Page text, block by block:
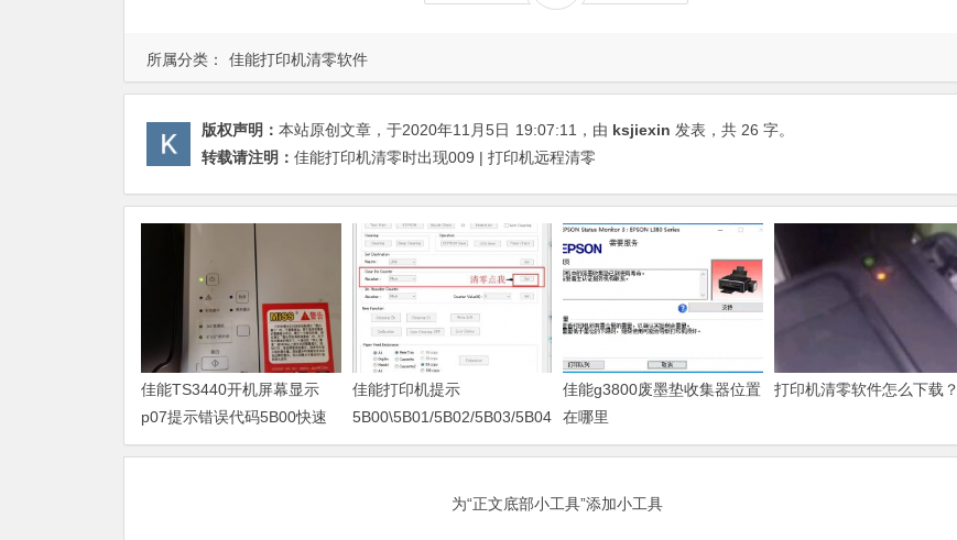
所属分类： 佳能打印机清零软件
版权声明： 本站原创文章，于2020年11月5日 19:07:11 ，由 ksjiexin 发表，共 26 字。
转载请注明： 佳能打印机清零时出现009 | 打印机远程清零
佳能TS3440开机屏幕显示
p07提示错误代码5B00快速
解决方案 清零
佳能打印机提示
5B00\5B01/5B02/5B03/5B04/5B11/5B12/5B13/5B14/1700/1702/1703/1704
佳能g3800废墨垫收集器位置
在哪里
打印机清零软件怎么下载？
为“正文底部小工具”添加小工具